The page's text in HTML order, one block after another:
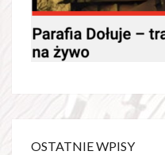
OSTATNIE WPISY